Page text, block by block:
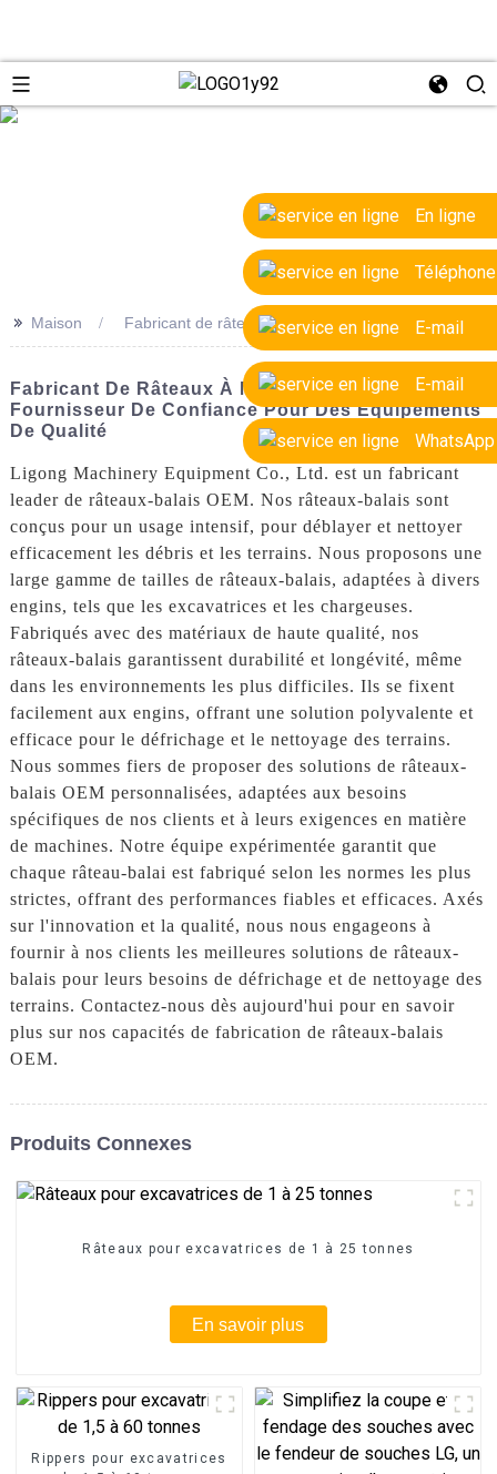
En ligne
Téléphone
E-mail
E-mail
WhatsApp
>> Maison Fabricant de râteaux à manche OEM
Fabricant De Râteaux À Manche OEM :
Fournisseur De Confiance Pour Des Équipements
De Qualité
Ligong Machinery Equipment Co., Ltd. est un fabricant
leader de râteaux-balais OEM. Nos râteaux-balais sont
conçus pour un usage intensif, pour déblayer et nettoyer
efficacement les débris et les terrains. Nous proposons une
large gamme de tailles de râteaux-balais, adaptées à divers
engins, tels que les excavatrices et les chargeuses.
Fabriqués avec des matériaux de haute qualité, nos
râteaux-balais garantissent durabilité et longévité, même
dans les environnements les plus difficiles. Ils se fixent
facilement aux engins, offrant une solution polyvalente et
efficace pour le défrichage et le nettoyage des terrains.
Nous sommes fiers de proposer des solutions de râteaux-
balais OEM personnalisées, adaptées aux besoins
spécifiques de nos clients et à leurs exigences en matière
de machines. Notre équipe expérimentée garantit que
chaque râteau-balai est fabriqué selon les normes les plus
strictes, offrant des performances fiables et efficaces. Axés
sur l'innovation et la qualité, nous nous engageons à
fournir à nos clients les meilleures solutions de râteaux-
balais pour leurs besoins de défrichage et de nettoyage des
terrains. Contactez-nous dès aujourd'hui pour en savoir
plus sur nos capacités de fabrication de râteaux-balais
OEM.
Produits Connexes
Râteaux pour excavatrices de 1 à 25 tonnes
En savoir plus
Rippers pour excavatrices